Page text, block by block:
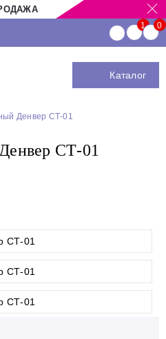
Каталог
Денвер СТ-01
СТ-01